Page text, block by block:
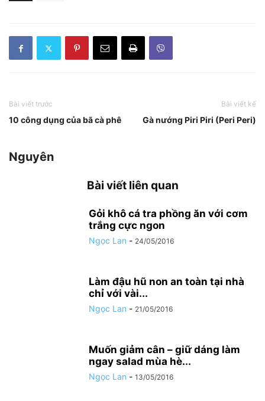
Bài viết trước
10 công dụng của bã cà phê
Bài viết kế
Gà nướng Piri Piri (Peri Peri)
Nguyên
Bài viết liên quan
Gỏi khô cá tra phồng ăn với cơm
trắng cực ngon
Ngọc Lan - 24/05/2016
Làm đậu hũ non an toàn tại nhà
chỉ với vài...
Ngọc Lan - 21/05/2016
Muốn giảm cân – giữ dáng làm
ngay salad mùa hè...
Ngọc Lan - 13/05/2016